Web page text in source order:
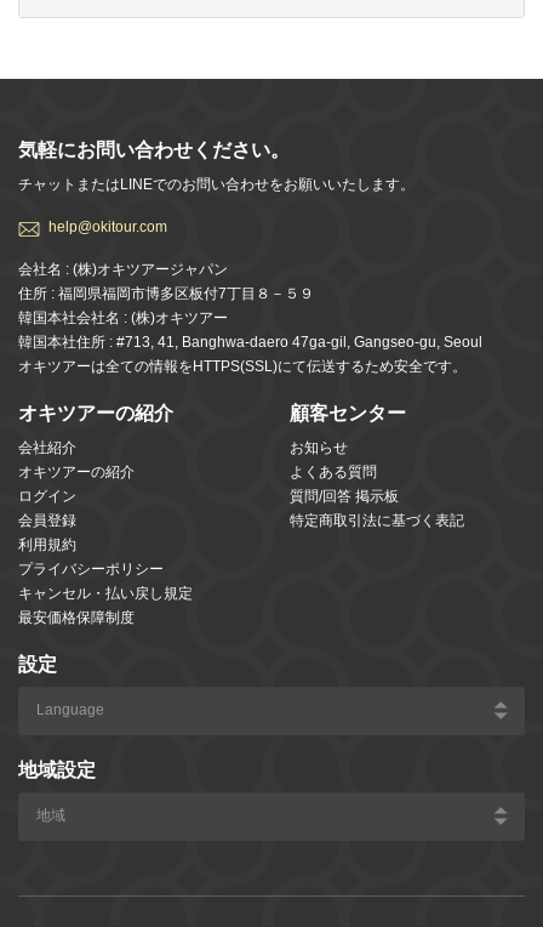
気軽にお問い合わせください。
チャットまたはLINEでのお問い合わせをお願いいたします。
help@okitour.com
会社名 : (株)オキツアージャパン
住所 : 福岡県福岡市博多区板付7丁目８－５９
韓国本社会社名 : (株)オキツアー
韓国本社住所 : #713, 41, Banghwa-daero 47ga-gil, Gangseo-gu, Seoul
オキツアーは全ての情報をHTTPS(SSL)にて伝送するため安全です。
オキツアーの紹介
会社紹介
オキツアーの紹介
ログイン
会員登録
利用規約
プライバシーポリシー
キャンセル・払い戻し規定
最安価格保障制度
顧客センター
お知らせ
よくある質問
質問/回答 掲示板
特定商取引法に基づく表記
設定
地域設定